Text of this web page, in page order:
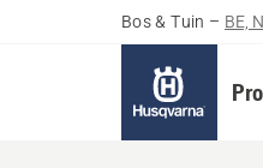
Bos & Tuin – BE,